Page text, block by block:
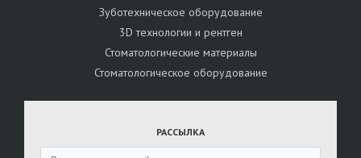
Зуботехническое оборудование
3D технологии и рентген
Стоматологические материалы
Стоматологическое оборудование
РАССЫЛКА